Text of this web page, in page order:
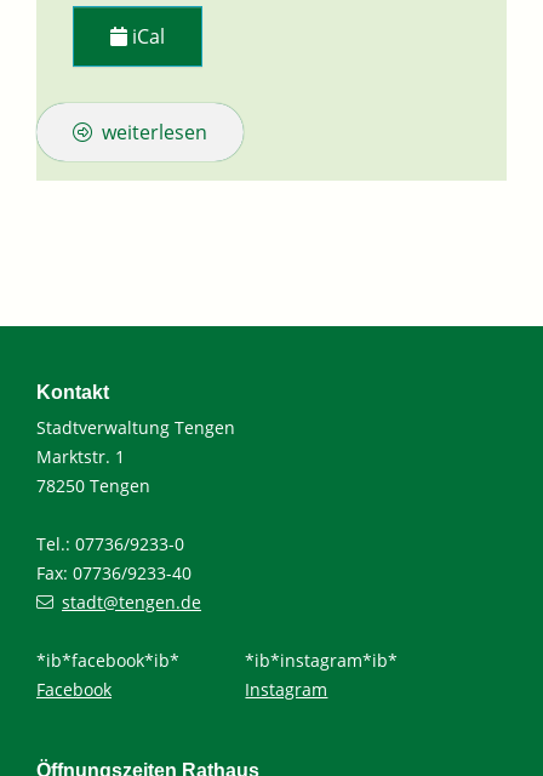
iCal
weiterlesen
Kontakt
Stadtverwaltung Tengen
Marktstr. 1
78250 Tengen
Tel.: 07736/9233-0
Fax: 07736/9233-40
stadt@tengen.de
*ib*facebook*ib*
Facebook
*ib*instagram*ib*
Instagram
Öffnungszeiten Rathaus